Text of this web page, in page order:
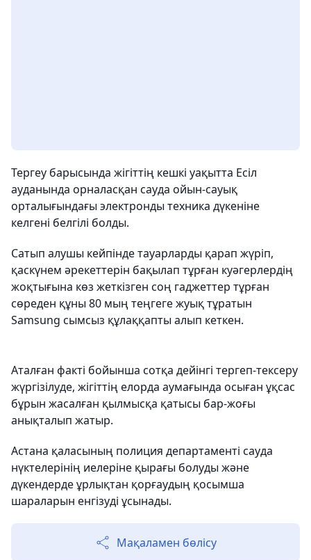
Тергеу барысында жігіттің кешкі уақытта Есіл
ауданында орналасқан сауда ойын-сауық
орталығындағы электронды техника дүкеніне
келгені белгілі болды.
Сатып алушы кейпінде тауарларды қарап жүріп,
қаскүнем әрекеттерін бақылап тұрған куәгерлердің
жоқтығына көз жеткізген соң гаджеттер тұрған
сөреден құны 80 мың теңгеге жуық тұратын
Samsung сымсыз құлаққапты алып кеткен.
Аталған факті бойынша сотқа дейінгі тергеп-тексеру
жүргізілуде, жігіттің елорда аумағында осыған ұқсас
бұрын жасалған қылмысқа қатысы бар-жоғы
анықталып жатыр.
Астана қаласының полиция департаменті сауда
нүктелерінің иелеріне қырағы болуды және
дүкендерде ұрлықтан қорғаудың қосымша
шараларын енгізуді ұсынады.
Мақаламен бөлісу